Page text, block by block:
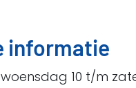
informatie
10 t/m